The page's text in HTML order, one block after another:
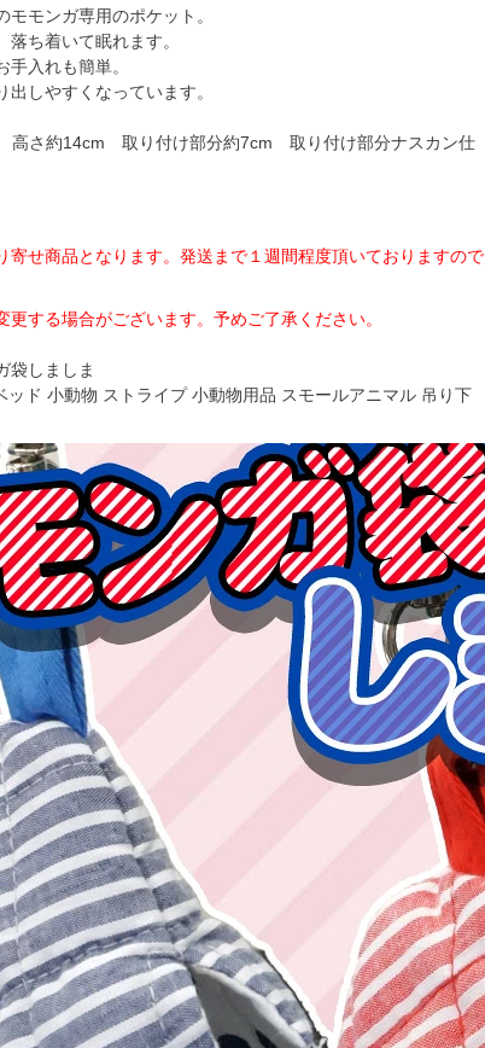
モモンガ専用のポケット。
落ち着いて眠れます。
手入れも簡単。
出しやすくなっています。
高さ約14cm 取り付け部分約7cm 取り付け部分ナスカン仕
寄せ商品となります。発送まで１週間程度頂いておりますので
する場合がございます。予めご了承ください。
袋しましま
ッド 小動物 ストライプ 小動物用品 スモールアニマル 吊り下